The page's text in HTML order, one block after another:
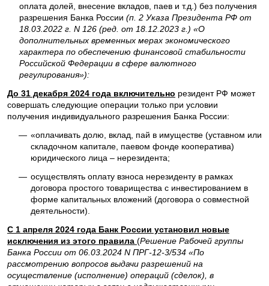
оплата долей, внесение вкладов, паев и т.д.) без получения
разрешения Банка России (п. 2 Указа Президента РФ от
18.03.2022 г. N 126 (ред. от 18.12.2023 г.) «О
дополнительных временных мерах экономического
характера по обеспечению финансовой стабильности
Российской Федерации в сфере валютного
регулирования»):
До 31 декабря 2024 года включительно резидент РФ может
совершать следующие операции только при условии
получения индивидуального разрешения Банка России:
— «оплачивать долю, вклад, пай в имуществе (уставном или
складочном капитале, паевом фонде кооператива)
юридического лица – нерезидента;
— осуществлять оплату взноса нерезиденту в рамках
договора простого товарищества с инвестированием в
форме капитальных вложений (договора о совместной
деятельности).
С 1 апреля 2024 года Банк России установил новые
исключения из этого правила (Решение Рабочей группы
Банка России от 06.03.2024 N ПРГ-12-3/534 «По
рассмотрению вопросов выдачи разрешений на
осуществление (исполнение) операций (сделок), в